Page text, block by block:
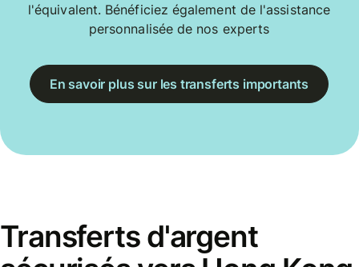
l'équivalent. Bénéficiez également de l'assistance
personnalisée de nos experts
En savoir plus sur les transferts importants
Transferts d'argent